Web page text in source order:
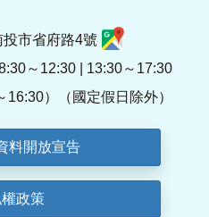
市省府路4號
～12:30 | 13:30～17:30
16:30）（國定假日除外）
料開放宣告
權政策